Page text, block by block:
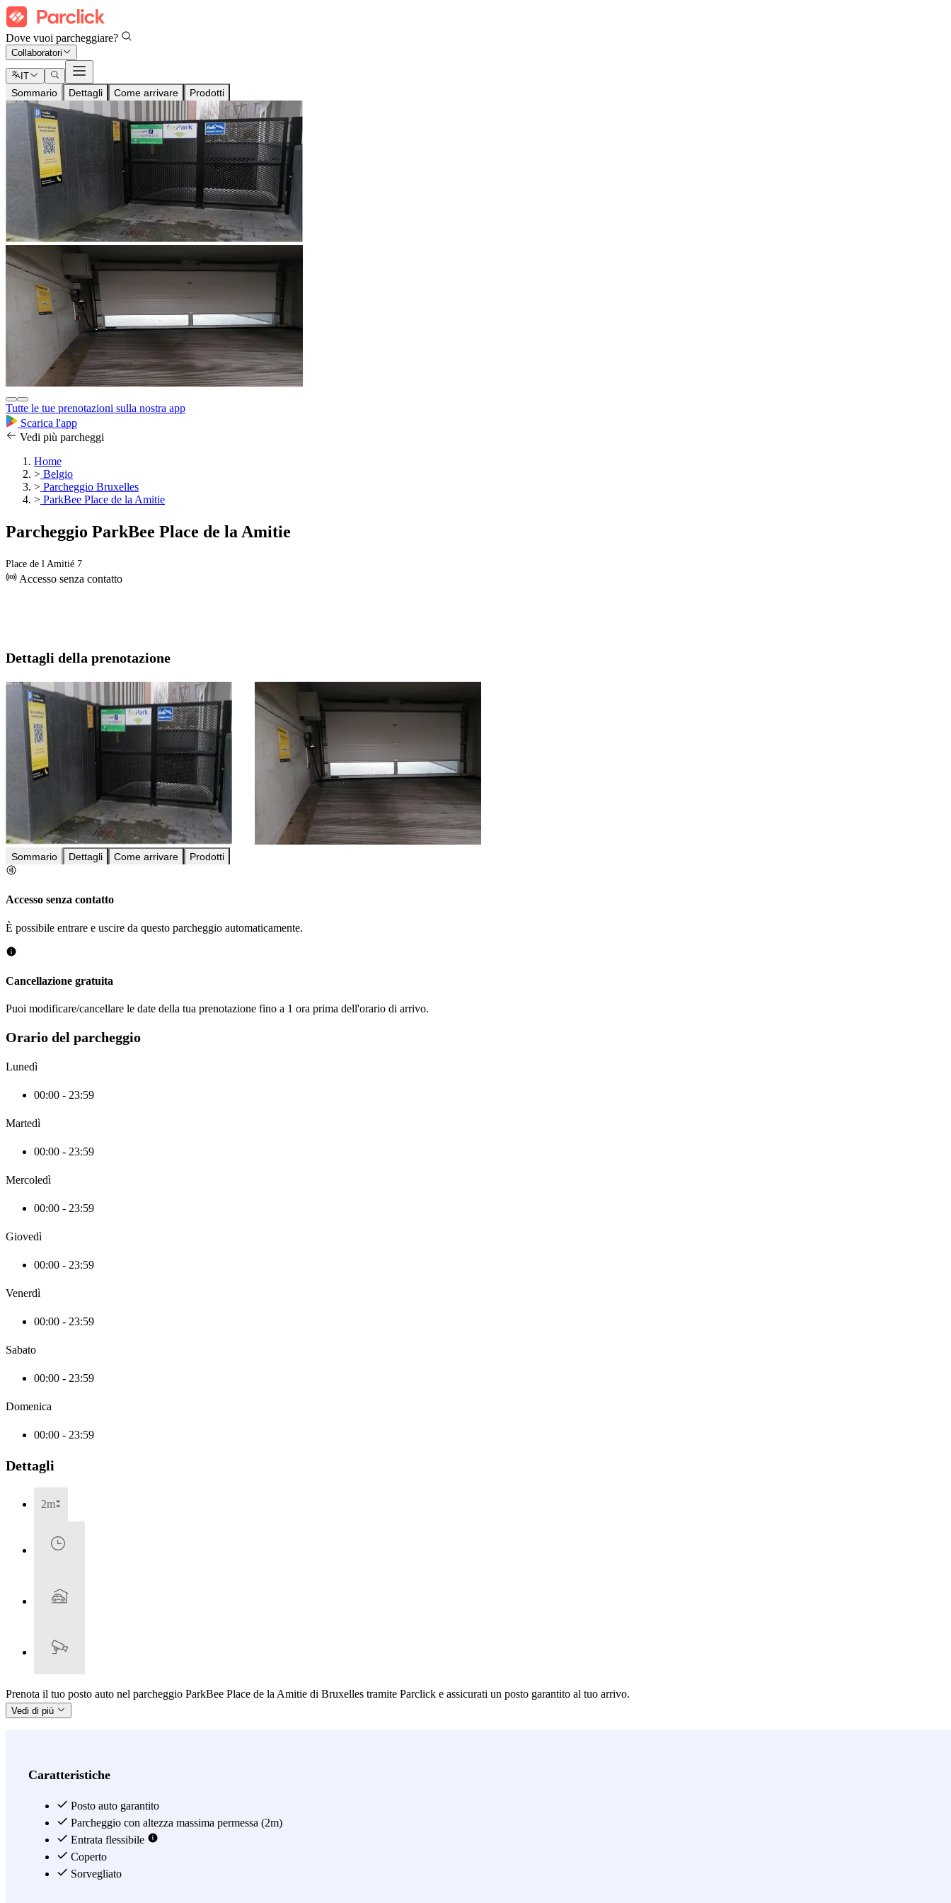
Dove vuoi parcheggiare?
Collaboratori
IT
Sommario Dettagli Come arrivare Prodotti
Tutte le tue prenotazioni sulla nostra app
Scarica l'app
Vedi più parcheggi
Home
> Belgio
> Parcheggio Bruxelles
> ParkBee Place de la Amitie
Parcheggio ParkBee Place de la Amitie
Place de l Amitié 7
Accesso senza contatto
Dettagli della prenotazione
Sommario Dettagli Come arrivare Prodotti
Accesso senza contatto
È possibile entrare e uscire da questo parcheggio automaticamente.
Cancellazione gratuita
Puoi modificare/cancellare le date della tua prenotazione fino a 1 ora prima dell'orario di arrivo.
Orario del parcheggio
Lunedì
00:00 - 23:59
Martedì
00:00 - 23:59
Mercoledì
00:00 - 23:59
Giovedì
00:00 - 23:59
Venerdì
00:00 - 23:59
Sabato
00:00 - 23:59
Domenica
00:00 - 23:59
Dettagli
2m
Prenota il tuo posto auto nel parcheggio ParkBee Place de la Amitie di Bruxelles tramite Parclick e assicurati un posto garantito al tuo arrivo.
Vedi di più
Caratteristiche
Posto auto garantito
Parcheggio con altezza massima permessa (2m)
Entrata flessibile
Coperto
Sorvegliato